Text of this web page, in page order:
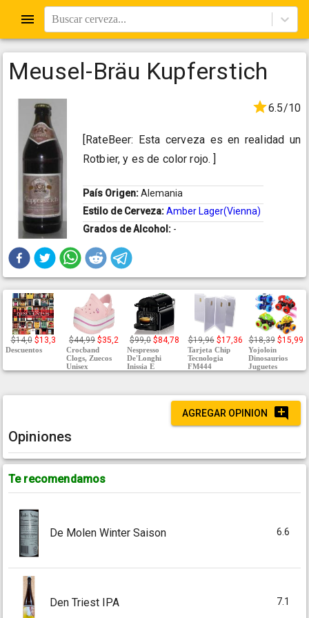
Buscar cerveza...
Meusel-Bräu Kupferstich
6.5/10
[RateBeer: Esta cerveza es en realidad un
Rotbier, y es de color rojo. ]
País Origen:Alemania
Estilo de Cerveza:Amber Lager(Vienna)
Grados de Alcohol: -
$14,0 $13,3
Descuentos
$44,99 $35,2
Crocband
Clogs, Zuecos
Unisex
$99,0 $84,78
Nespresso
De'Longhi
Inissia E
$19,96 $17,36
Tarjeta Chip
Tecnologia
FM444
$18,39 $15,99
Yojoloin
Dinosaurios
Juguetes
AGREGAR OPINION
Opiniones
Te recomendamos
De Molen Winter Saison 6.6
Den Triest IPA 7.1